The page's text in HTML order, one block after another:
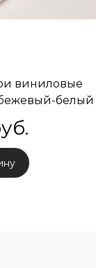
виниловые
белый
встречная